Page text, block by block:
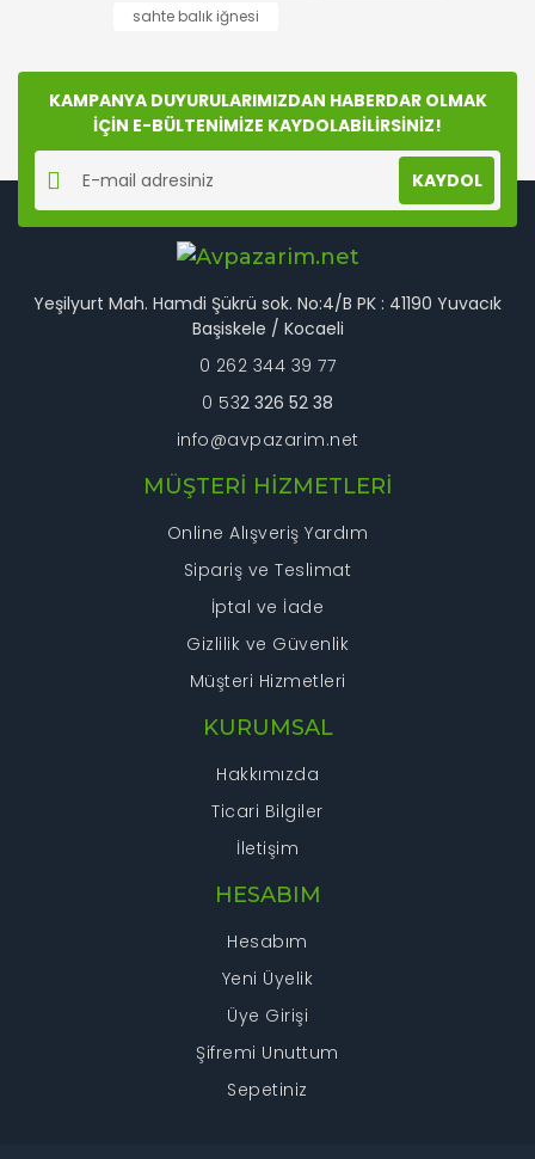
Ürün açıklamasında eksik bilgiler bulunuyor.
Bu ürüne benzer farklı alternatifler olmalı.
sahte balık iğnesi
KAMPANYA DUYURULARIMIZDAN HABERDAR OLMAK
İÇİN E-BÜLTENİMİZE KAYDOLABİLİRSİNİZ!
KAYDOL
Yeşilyurt Mah. Hamdi Şükrü sok. No:4/B PK : 41190 Yuvacık
Başiskele / Kocaeli
0 262 344 39 77
0 532 326 52 38
info@avpazarim.net
MÜŞTERİ HİZMETLERİ
Online Alışveriş Yardım
Sipariş ve Teslimat
İptal ve İade
Gizlilik ve Güvenlik
Müşteri Hizmetleri
KURUMSAL
Hakkımızda
Ticari Bilgiler
İletişim
HESABIM
Hesabım
Yeni Üyelik
Üye Girişi
Şifremi Unuttum
Sepetiniz